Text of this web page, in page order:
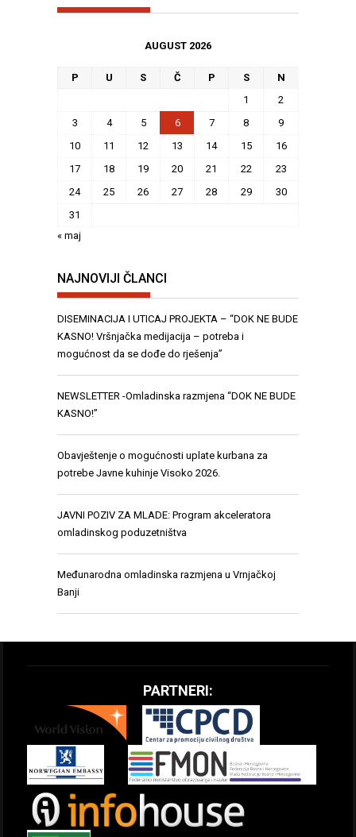
AUGUST 2026
P U S Č P S
N
1
2
3
4 5 6 7 8
9
10
11 12 13 14 15
16
17
18 19 20 21 22
23
24
25 26 27 28 29
30
31
« maj
NAJNOVIJI ČLANCI
DISEMINACIJA I UTICAJ PROJEKTA – “DOK NE BUDE
KASNO! Vršnjačka medijacija – potreba i
mogućnost da se dođe do rješenja”
NEWSLETTER -Omladinska razmjena “DOK NE BUDE
KASNO!”
Obavještenje o mogućnosti uplate kurbana za
potrebe Javne kuhinje Visoko 2026.
JAVNI POZIV ZA MLADE: Program akceleratora
omladinskog poduzetništva
Međunarodna omladinska razmjena u Vrnjačkoj
Banji
PARTNERI: